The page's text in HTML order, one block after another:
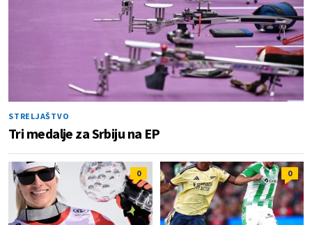
STRELJAŠTVO
Tri medalje za Srbiju na EP
0 0